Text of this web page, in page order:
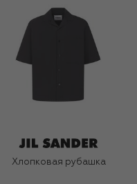
Хлопковая рубашка